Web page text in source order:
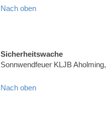
Nach oben
Sicherheitswache
Sonnwendfeuer KLJB
Nach oben